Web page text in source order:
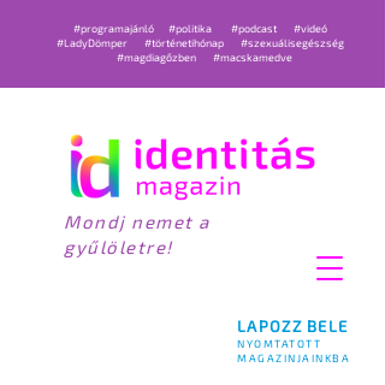
LAPOZZ BELE
NYOMTATOTT
MAGAZINJAINKBA
#programajánló #politika #podcast
#videó
#LadyDömper
#történetihónap
#szexuálisegészség
#magdiagőzben
#macskamedve
Mondj nemet a
gyűlöletre!